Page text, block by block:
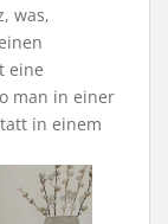
was,
eine
man in einer
in einem